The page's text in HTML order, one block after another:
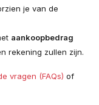
je van de
aankoopbedrag
rekening zullen zijn.
vragen (FAQs) of